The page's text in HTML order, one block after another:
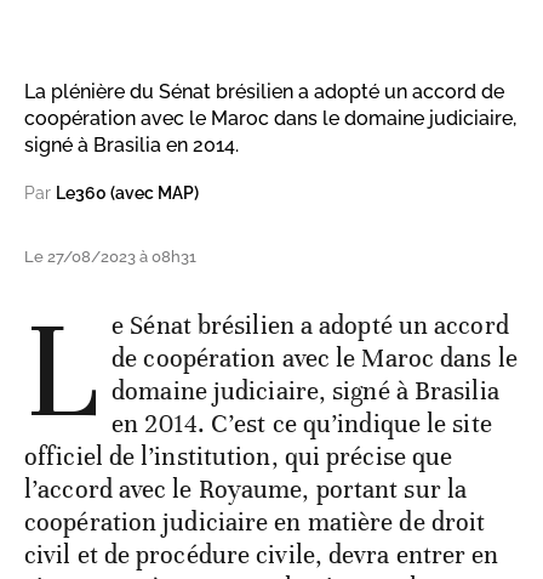
La plénière du Sénat brésilien a adopté un accord de
coopération avec le Maroc dans le domaine judiciaire,
signé à Brasilia en 2014.
Par Le360 (avec MAP)
Le 27/08/2023 à 08h31
L e Sénat brésilien a adopté un accord
de coopération avec le Maroc dans le
domaine judiciaire, signé à Brasilia
en 2014. C’est ce qu’indique le site
officiel de l’institution, qui précise que
l’accord avec le Royaume, portant sur la
coopération judiciaire en matière de droit
civil et de procédure civile, devra entrer en